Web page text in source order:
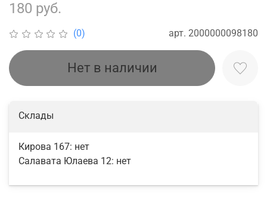
(0) арт. 2000000098180
180 руб.
Нет в наличии
Склады
Кирова 167: нет
Салавата Юлаева 12: нет